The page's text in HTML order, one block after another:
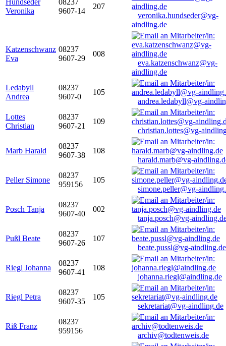
Hundseder
Veronika
08237
9607-14
207
veronika.hundseder@vg-
aindling.de
Katzenschwanz
Eva
08237
9607-29
008
eva.katzenschwanz@vg-
aindling.de
Ledabyll
Andrea
08237
9607-0
105
andrea.ledabyll@vg-
Lottes
Christian
08237
9607-21
109
christian.lottes@vg-
Marb Harald
08237
9607-38
108
harald.marb@vg-
Peller Simone
08237
959156
105
simone.peller@vg-
Posch Tanja
08237
9607-40
002
tanja.posch@vg-
Pußl Beate
08237
9607-26
107
beate.pussl@vg-aindling.de
Riegl Johanna
08237
9607-41
108
johanna.riegl@aindling.de
Riegl Petra
08237
9607-35
105
sekretariat@vg-aindling.de
Riß Franz
08237
959156
archiv@todtenweis.de